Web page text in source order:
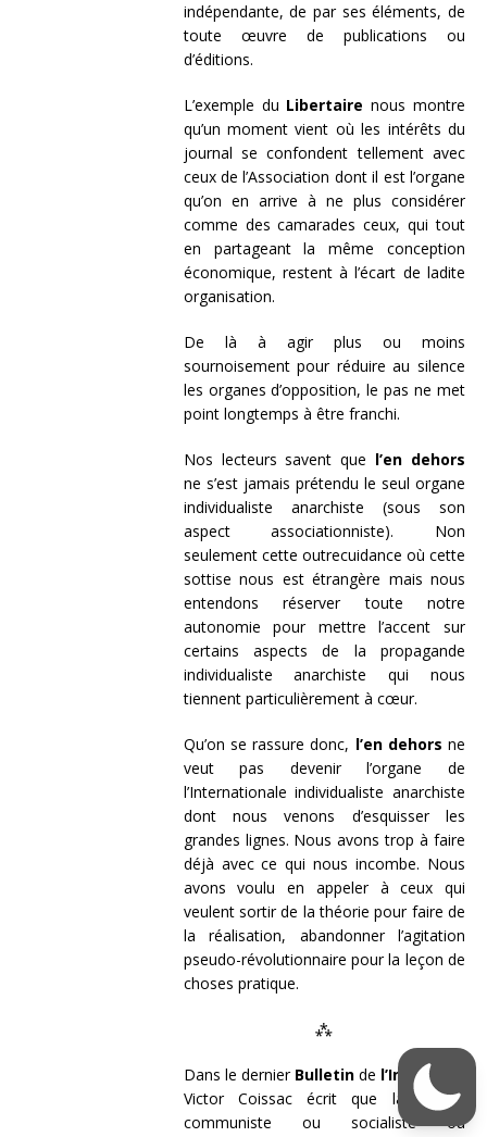
indépendante, de par ses éléments, de
toute œuvre de publications ou
d’éditions.
L’exemple du Libertaire nous montre
qu’un moment vient où les intérêts du
journal se confondent tellement avec
ceux de l’Association dont il est l’organe
qu’on en arrive à ne plus considérer
comme des camarades ceux, qui tout
en partageant la même conception
économique, restent à l’écart de ladite
organisation.
De là à agir plus ou moins
sournoisement pour réduire au silence
les organes d’opposition, le pas ne met
point longtemps à être franchi.
Nos lecteurs savent que l’en dehors
ne s’est jamais prétendu le seul organe
individualiste anarchiste (sous son
aspect associationniste). Non
seulement cette outrecuidance où cette
sottise nous est étrangère mais nous
entendons réserver toute notre
autonomie pour mettre l’accent sur
certains aspects de la propagande
individualiste anarchiste qui nous
tiennent particulièrement à cœur.
Qu’on se rassure donc, l’en dehors ne
veut pas devenir l’organe de
l’Internationale individualiste anarchiste
dont nous venons d’esquisser les
grandes lignes. Nous avons trop à faire
déjà avec ce qui nous incombe. Nous
avons voulu en appeler à ceux qui
veulent sortir de la théorie pour faire de
la réalisation, abandonner l’agitation
pseudo-révolutionnaire pour la leçon de
choses pratique.
⁂
Dans le dernier Bulletinde l’Integrale
Victor Coissac écrit que la presse
communiste ou socialiste ou